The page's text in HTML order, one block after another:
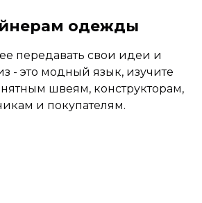
одежды
передавать свои идеи и
- это модный язык, изучите
швеям, конструкторам,
и покупателям.